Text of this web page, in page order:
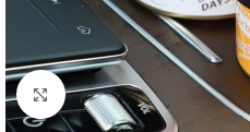
Click to enlarge